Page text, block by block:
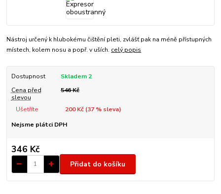
Nástroj určený k hlubokému čištění pleti, zvlášť pak na méně přístupných
místech, kolem nosu a popř. v uších. celý popis
Dostupnost
Skladem 2
Cena před
slevou
546 Kč
Ušetříte 200 Kč (37% sleva)
Nejsme plátci DPH
346 Kč
Přidat do košíku